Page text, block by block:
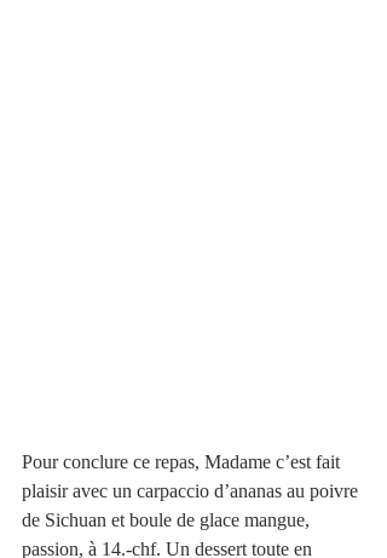
Pour conclure ce repas, Madame c’est fait
plaisir avec un carpaccio d’ananas au poivre
de Sichuan et boule de glace mangue,
passion, à 14.-chf. Un dessert toute en